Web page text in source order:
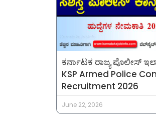
ಕರ್ನಾಟಕ ರಾಜ್ಯ ಪೊಲೀಸ್
KSP Armed Police
Recruitment 2026
June 22, 2026